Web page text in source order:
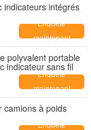
indicateurs intégrés
Enquête
maintenant
polyvalent portable
indicateur sans fil
Enquête
maintenant
camions à poids
Enquête